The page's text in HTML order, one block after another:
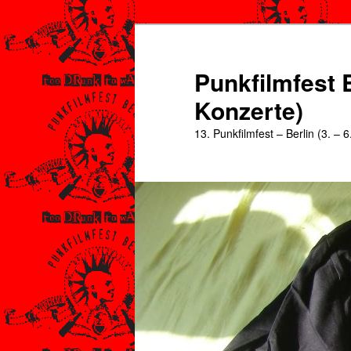
Zum
primären
springen
Punkfilmfest
Konzerte)
13. Punkfilmfest – Berlin (3. –